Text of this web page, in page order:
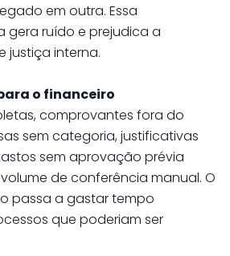
em outra. Essa
gera ruído e prejudica a
justiça interna.
o financeiro
comprovantes fora do
sem categoria, justificativas
sem aprovação prévia
de conferência manual. O
passa a gastar tempo
que poderiam ser